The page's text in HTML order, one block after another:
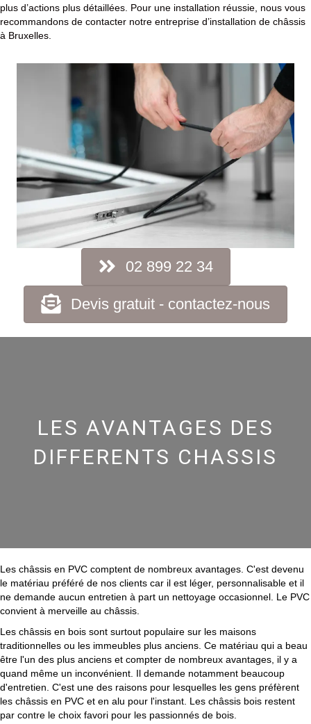
plus d’actions plus détaillées. Pour une installation réussie, nous vous
recommandons de contacter notre entreprise d’installation de châssis
à Bruxelles.
02 899 22 34
Devis gratuit - contactez-nous
LES AVANTAGES DES
DIFFERENTS CHASSIS
Les châssis en PVC comptent de nombreux avantages. C'est devenu
le matériau préféré de nos clients car il est léger, personnalisable et il
ne demande aucun entretien à part un nettoyage occasionnel. Le PVC
convient à merveille au châssis.
Les châssis en bois sont surtout populaire sur les maisons
traditionnelles ou les immeubles plus anciens. Ce matériau qui a beau
être l'un des plus anciens et compter de nombreux avantages, il y a
quand même un inconvénient. Il demande notamment beaucoup
d'entretien. C'est une des raisons pour lesquelles les gens préfèrent
les châssis en PVC et en alu pour l'instant. Les châssis bois restent
par contre le choix favori pour les passionnés de bois.